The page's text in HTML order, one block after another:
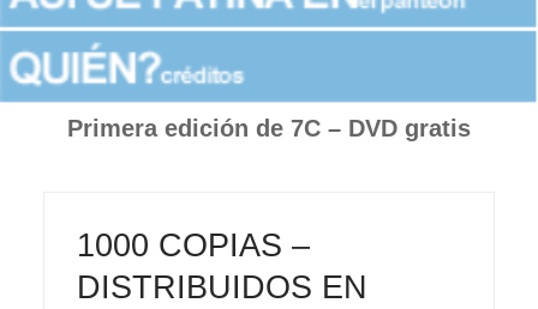
Primera edición de 7C – DVD gratis
1000 COPIAS –
DISTRIBUIDOS EN